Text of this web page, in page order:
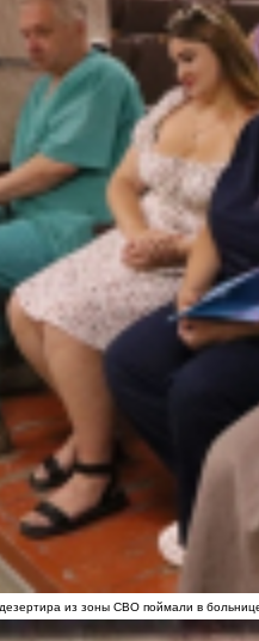
из зоны СВО поймали в